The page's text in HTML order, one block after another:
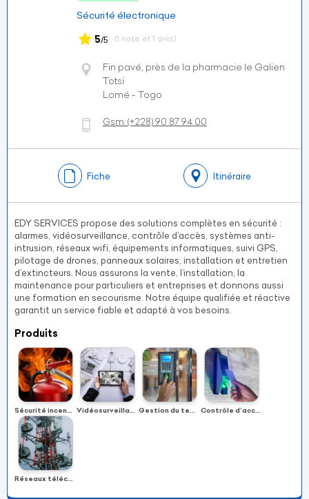
Sécurité électronique
5/5 (1 note et 1 avis)
Fin pavé, près de la pharmacie le Galien
Totsi
Lomé - Togo
Gsm:(+228)90 87 94 00
Fiche Itinéraire
EDY SERVICES propose des solutions complètes en sécurité :
alarmes, vidéosurveillance, contrôle d’accès, systèmes anti-
intrusion, réseaux wifi, équipements informatiques, suivi GPS,
pilotage de drones, panneaux solaires, installation et entretien
d’extincteurs. Nous assurons la vente, l’installation, la
maintenance pour particuliers et entreprises et donnons aussi
une formation en secourisme. Notre équipe qualifiée et réactive
garantit un service fiable et adapté à vos besoins.
Produits
Sécurité incendie Vidéosurveillance Gestion du temps et de présence Contrôle d’accès
Réseaux télécoms